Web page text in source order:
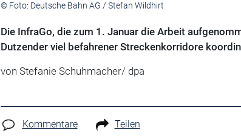
© Foto: Deutsche Bahn AG / Stefan Wildhirt
Die InfraGo, die zum 1. Januar die Arbeit
Dutzender viel befahrener Streckenkorridore
von Stefanie Schuhmacher/ dpa
Kommentare Teilen